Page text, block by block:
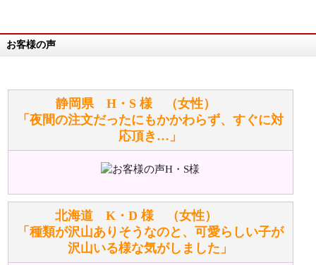
万が一欲しい商品が見つからない場合は、探して取り
お任せください！それは当店が謡っています「おも
てなしの心」で対応させていただきます。
シュタイフのぬいぐるみは洗濯できますか？ ぬいぐ
るみのお手入れ方法を教えてください。
詳しくはこちら をご覧ください。
ぬいぐるみの耳に付いているボタンやタグに、何か意
お客様の声
静岡県 H・S 様 （女性）
「夜間の注文だったにもかかわらず、すぐに対
応頂き…」
北海道 K・D 様 （女性）
「種類が沢山ありそうなのと、可愛らしい子が
沢山いる様な気がしました」